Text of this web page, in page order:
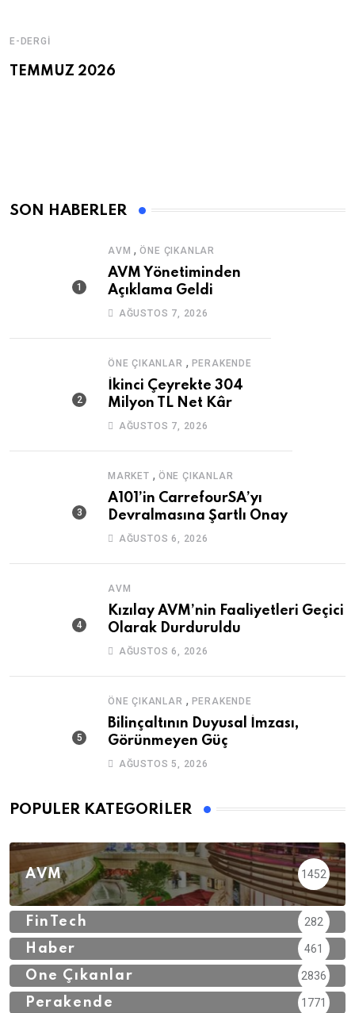
E-DERGI
TEMMUZ 2026
SON HABERLER
AVM ,ÖNE ÇIKANLAR
AVM Yönetiminden
Açıklama Geldi
AĞUSTOS 7, 2026
ÖNE ÇIKANLAR , PERAKENDE
İkinci Çeyrekte 304
Milyon TL Net Kâr
AĞUSTOS 7, 2026
MARKET , ÖNE ÇIKANLAR
A101’in CarrefourSA’yı
Devralmasına Şartlı Onay
AĞUSTOS 6, 2026
AVM
Kızılay AVM’nin Faaliyetleri Geçici
Olarak Durduruldu
AĞUSTOS 6, 2026
ÖNE ÇIKANLAR , PERAKENDE
Bilinçaltının Duyusal İmzası,
Görünmeyen Güç
AĞUSTOS 5, 2026
POPÜLER KATEGORILER
AVM 1452
FinTech 282
Haber 461
Öne Çıkanlar 2836
Perakende 1771